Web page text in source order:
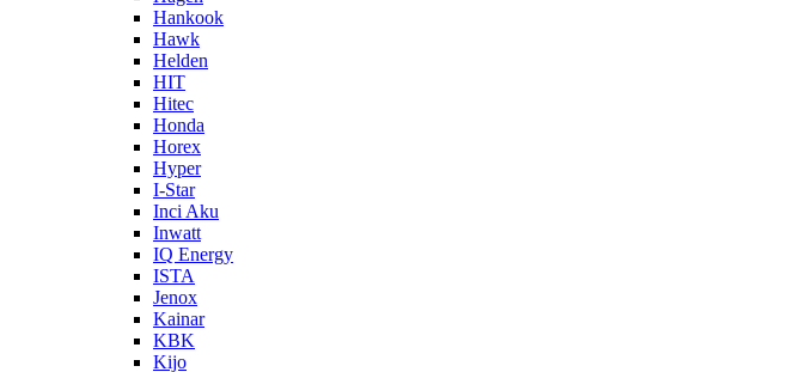
Hankook
Hawk
Helden
HIT
Hitec
Honda
Horex
Hyper
I-Star
Inci Aku
Inwatt
IQ Energy
ISTA
Jenox
Kainar
KBK
Kijo